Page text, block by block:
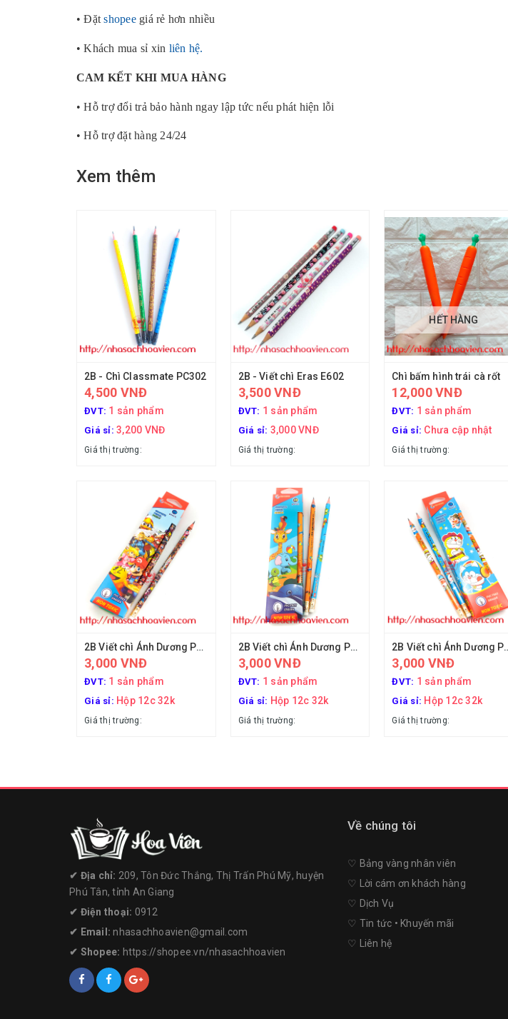
• Đặtshopeegiá rẻ hơn nhiều
• Khách mua sỉ xin liên hệ.
CAM KẾT KHI MUA HÀNG
• Hỗ trợ đổi trả bảo hành ngay lập tức nếu phát hiện lỗi
• Hỗ trợ đặt hàng 24/24
Xem thêm
2B - Chì Classmate PC302
4,500 VNĐ
ĐVT: 1 sản phẩm
Giá sỉ: 3,200 VNĐ
Giá thị trường:
2B - Viết chì Eras E602
3,500 VNĐ
ĐVT: 1 sản phẩm
Giá sỉ: 3,000 VNĐ
Giá thị trường:
HẾT HÀNG
Chì bấm hình trái cà rốt
12,000 VNĐ
ĐVT: 1 sản phẩm
Giá sỉ: Chưa cập nhật
Giá thị trường:
2B Viết chì Ánh Dương PC12-7
3,000 VNĐ
ĐVT: 1 sản phẩm
Giá sỉ: Hộp 12c 32k
Giá thị trường:
2B Viết chì Ánh Dương PC12-6
3,000 VNĐ
ĐVT: 1 sản phẩm
Giá sỉ: Hộp 12c 32k
Giá thị trường:
2B Viết chì
3,000 VNĐ
ĐVT: 1 sản phẩm
Giá sỉ: Hộp 12c 32k
Giá thị trường:
✔︎ Địa chỉ: 209, Tôn Đức Thắng, Thị Trấn Phú Mỹ, huyện
Phú Tân, tỉnh An Giang
✔︎ Điện thoại: 0912
✔︎ Email:nhasachhoavien@gmail.com
✔︎ Shopee: https://shopee.vn/nhasachhoavien
Về chúng tôi
♡︎ Bảng vàng nhân viên
♡︎ Lời cám ơn khách hàng
♡︎ Dịch Vụ
♡︎ Tin tức • Khuyến mãi
♡︎ Liên hệ